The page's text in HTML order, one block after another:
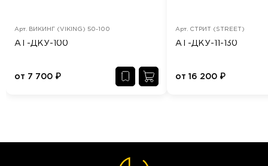
Арт. ВИКИНГ (VIKING) 50-100
АТ-ДКУ-100
от 7 700 ₽
Арт. СТРИТ (STREET)
АТ-ДКУ-11-130
от 16 200 ₽